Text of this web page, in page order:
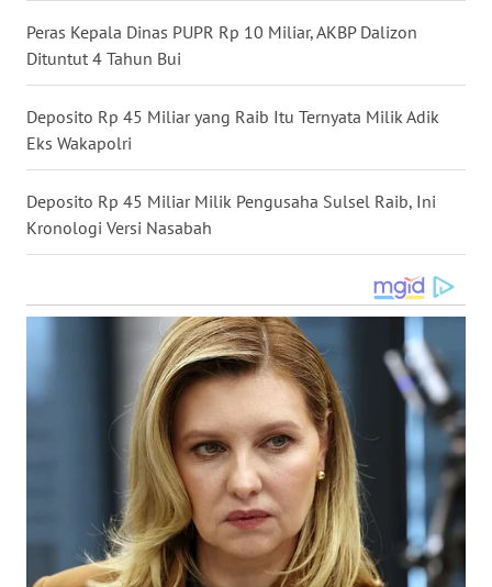
Peras Kepala Dinas PUPR Rp 10 Miliar, AKBP Dalizon
Dituntut 4 Tahun Bui
Deposito Rp 45 Miliar yang Raib Itu Ternyata Milik Adik
Eks Wakapolri
Deposito Rp 45 Miliar Milik Pengusaha Sulsel Raib, Ini
Kronologi Versi Nasabah
KALTENG
KALTARA
KALSEL
GORONTALO